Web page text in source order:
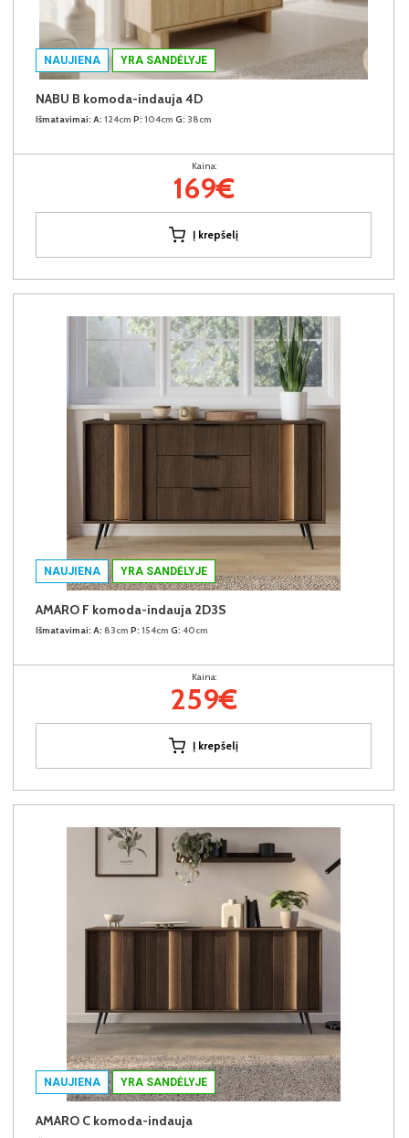
NAUJIENA YRA SANDĖLYJE
NABU B komoda-indauja 4D
Išmatavimai: A: 124cm P: 104cm G: 38cm
Kaina:
169€
Į krepšelį
NAUJIENA YRA SANDĖLYJE
AMARO F komoda-indauja 2D3S
Išmatavimai: A: 83cm P: 154cm G: 40cm
Kaina:
259€
Į krepšelį
NAUJIENA YRA SANDĖLYJE
AMARO C komoda-indauja